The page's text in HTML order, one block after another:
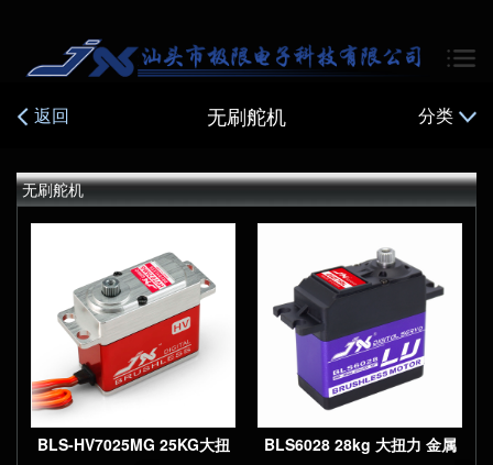
返回 无刷舵机 分类
无刷舵机
BLS-HV7025MG 25KG大扭
刷标准舵机
BLS6028 28kg 大扭力 金属